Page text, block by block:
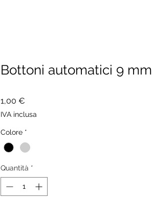
Bottoni automatici 9 mm
1,00 €
IVA inclusa
Colore *
Quantità *